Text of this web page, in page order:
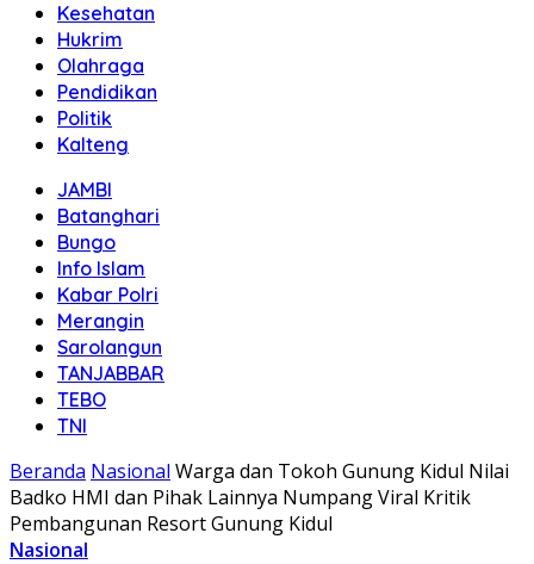
Kesehatan
Hukrim
Olahraga
Pendidikan
Politik
Kalteng
JAMBI
Batanghari
Bungo
Info Islam
Kabar Polri
Merangin
Sarolangun
TANJABBAR
TEBO
TNI
Beranda Nasional Warga dan Tokoh Gunung Kidul Nilai
Badko HMI dan Pihak Lainnya Numpang Viral Kritik
Pembangunan Resort Gunung Kidul
Nasional